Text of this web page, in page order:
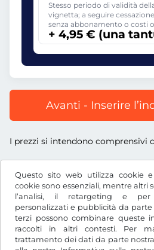
Questo sito web utilizza cookie
cookie sono essenziali, mentre altri
l’analisi, il retargeting e per
personalizzati e pubblicità da
terzi possono combinare queste
raccolti in altri contesti. Per
trattamento dei dati da parte
Stesso periodo di validità
vignetta; a seguire
senza abbonamento o costi
+ 4,95 € (una
Avanti - Inserire
I prezzi si intendono comprensivi
€EUR
Facebook Instagram